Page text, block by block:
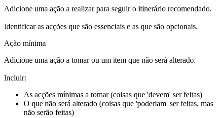
Adicione uma ação a realizar para seguir o itinerário recomendado.
Identificar as acções que são essenciais e as que são opcionais.
Ação mínima
Adicione uma ação a tomar ou um item que não será alterado.
Incluir:
As acções mínimas a tomar (coisas que 'devem' ser feitas)
O que não será alterado (coisas que 'poderiam' ser feitas, mas
não serão feitas)